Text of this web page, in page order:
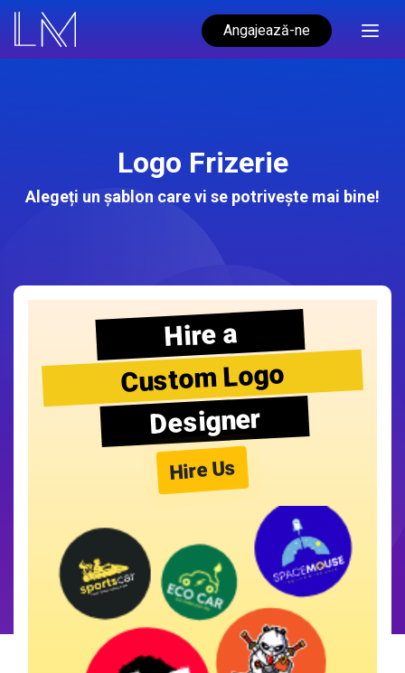
Angajează-ne
Logo Frizerie
Alegeți un șablon care vi se potrivește mai bine!
Hire a
Custom Logo
Designer
Hire Us